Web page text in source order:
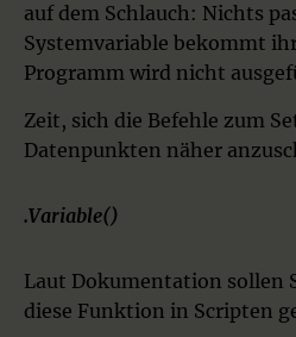
auf dem Schlauch: Nichts
Systemvariable bekommt
Programm wird nicht
Zeit, sich die Befehle zum
Datenpunkten näher
.Variable()
Laut Dokumentation sollen
diese Funktion in Scripten